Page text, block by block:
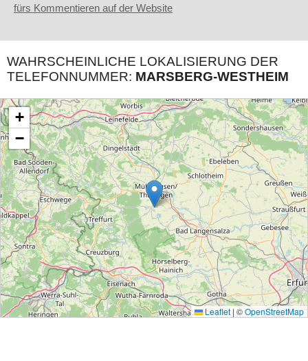
fürs Kommentieren auf der Website
WAHRSCHEINLICHE LOKALISIERUNG DER
TELEFONNUMMER: MARSBERG-WESTHEIM